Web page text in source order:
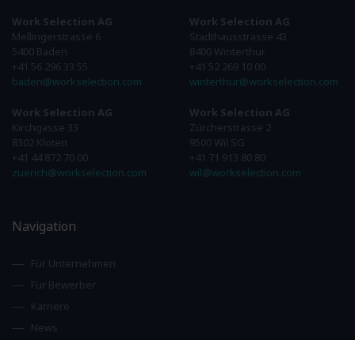
Work Selection AG
Mellingerstrasse 6
5400 Baden
+41 56 296 33 55
baden@workselection.com
Work Selection AG
Kirchgasse 33
8302 Kloten
+41 44 872 70 00
zuerich@workselection.com
Work Selection AG
Stadthausstrasse 43
8400 Winterthur
+41 52 269 10 00
winterthur@workselection.com
Work Selection AG
Zürcherstrasse 2
9500 Wil SG
+41 71 913 80 80
wil@workselection.com
Navigation
Für Unternehmen
Für Bewerber
Karriere
News